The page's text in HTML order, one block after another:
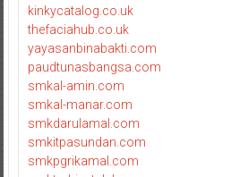
kinkycatalog.co.uk
thefaciahub.co.uk
yayasanbinabakti.com
paudtunasbangsa.com
smkal-amin.com
smkal-manar.com
smkdarulamal.com
smkitpasundan.com
smkpgrikamal.com